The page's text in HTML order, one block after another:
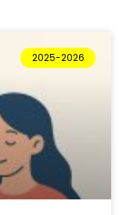
2025-2026